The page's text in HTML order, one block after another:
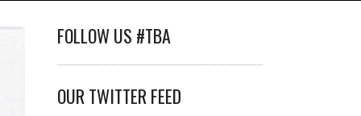
FOLLOW US #TBA
OUR TWITTER FEED